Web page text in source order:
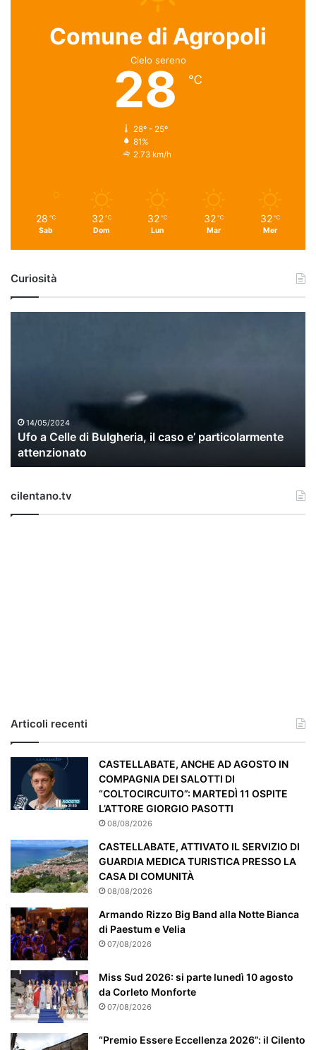
Comune di Agropoli
Cielo sereno
28 ℃
28º - 25º
81%
2.73 km/h
28 ℃
Sab
32 ℃
Dom
32 ℃
Lun
32 ℃
Mar
32 ℃
Mer
Curiosità
i
u
l
e
p
i
o
l
a
r
e
n
t
e
a
t
t
e
n
z
14/05/2024
Ufo a Celle di Bulgheria, il caso e’ particolarmente
attenzionato
cilentano.tv
Articoli recenti
CASTELLABATE, ANCHE AD AGOSTO IN
COMPAGNIA DEI SALOTTI DI
“COLTOCIRCUITO”: MARTEDÌ 11 OSPITE
L’ATTORE GIORGIO PASOTTI
08/08/2026
CASTELLABATE, ATTIVATO IL SERVIZIO DI
GUARDIA MEDICA TURISTICA PRESSO LA
CASA DI COMUNITÀ
08/08/2026
Armando Rizzo Big Band alla Notte Bianca
di Paestum e Velia
07/08/2026
Miss Sud 2026: si parte lunedì 10 agosto
da Corleto Monforte
07/08/2026
“Premio Essere Eccellenza 2026”: il Cilento